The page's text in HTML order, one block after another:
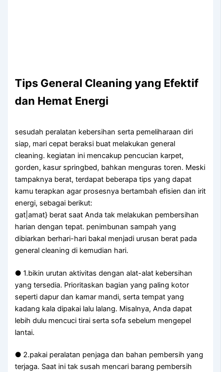
Tips General Cleaning yang Efektif
dan Hemat Energi
sesudah peralatan kebersihan serta pemeliharaan diri
siap, mari cepat beraksi buat melakukan general
cleaning. kegiatan ini mencakup pencucian karpet,
gorden, kasur springbed, bahkan menguras toren. Meski
tampaknya berat, terdapat beberapa tips yang dapat
kamu terapkan agar prosesnya bertambah efisien dan irit
energi, sebagai berikut:
gat|amat} berat saat Anda tak melakukan pembersihan
harian dengan tepat. penimbunan sampah yang
dibiarkan berhari-hari bakal menjadi urusan berat pada
general cleaning di kemudian hari.
● 1.bikin urutan aktivitas dengan alat-alat kebersihan
yang tersedia. Prioritaskan bagian yang paling kotor
seperti dapur dan kamar mandi, serta tempat yang
kadang kala dipakai lalu lalang. Misalnya, Anda dapat
lebih dulu mencuci tirai serta sofa sebelum mengepel
lantai.
● 2.pakai peralatan penjaga dan bahan pembersih yang
terjaga. Saat ini tak susah mencari barang pembersih